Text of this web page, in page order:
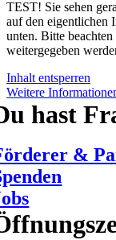
TEST! Sie sehen
auf den eigentlichen
unten. Bitte
weitergegeben
Inhalt entsperren
Weitere
hast
&